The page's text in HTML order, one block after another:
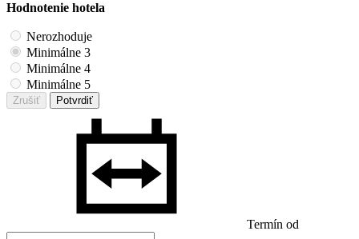
Hodnotenie hotela
Nerozhoduje
Minimálne 3
Minimálne 4
Minimálne 5
Zrušiť Potvrdiť
Termín od